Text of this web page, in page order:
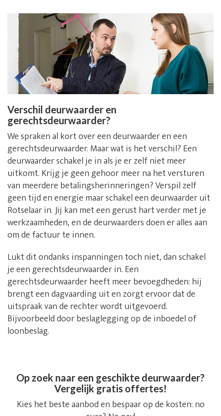
Verschil deurwaarder en
gerechtsdeurwaarder?
We spraken al kort over een deurwaarder en een
gerechtsdeurwaarder. Maar wat is het verschil? Een
deurwaarder schakel je in als je er zelf niet meer
uitkomt. Krijg je geen gehoor meer na het versturen
van meerdere betalingsherinneringen? Verspil zelf
geen tijd en energie maar schakel een deurwaarder uit
Rotselaar in. Jij kan met een gerust hart verder met je
werkzaamheden, en de deurwaarders doen er alles aan
om de factuur te innen.
Lukt dit ondanks inspanningen toch niet, dan schakel
je een gerechtsdeurwaarder in. Een
gerechtsdeurwaarder heeft meer bevoegdheden: hij
brengt een dagvaarding uit en zorgt ervoor dat de
uitspraak van de rechter wordt uitgevoerd.
Bijvoorbeeld door beslaglegging op de inboedel of
loonbeslag.
Op zoek naar een geschikte deurwaarder?
Vergelijk gratis offertes!
Kies het beste aanbod en bespaar op de kosten: no